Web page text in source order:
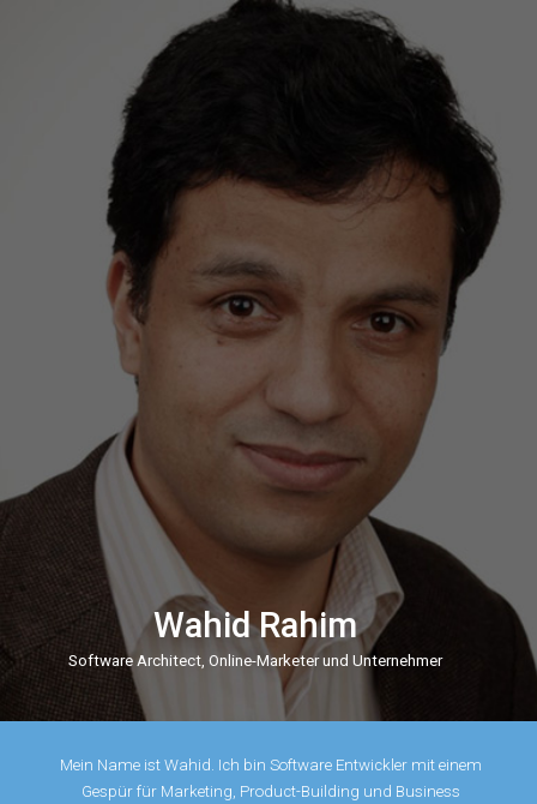
Wahid Rahim
Software Architect, Online-Marketer und Unternehmer
Mein Name ist Wahid. Ich bin Software Entwickler mit einem
Gespür für Marketing, Product-Building und Business